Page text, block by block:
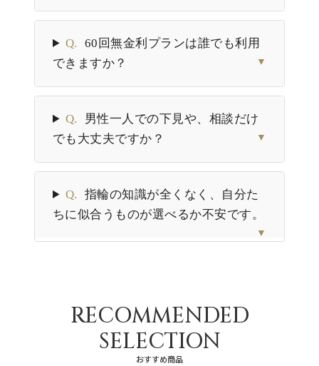
Q.
60回無金利プランは誰でも利用
できますか？
▼
Q.
男性一人での下見や、相談だけ
でも大丈夫ですか？
▼
Q.
指輪の知識が全くなく、自分た
ちに似合うものが選べるか不安です。
▼
RECOMMENDED
SELECTION
おすすめ商品